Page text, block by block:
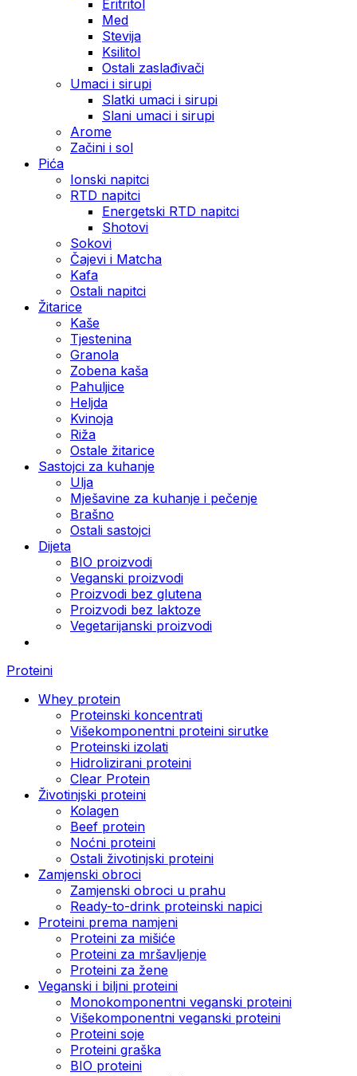
Eritritol
Med
Stevija
Ksilitol
Ostali zaslađivači
Umaci i sirupi
Slatki umaci i sirupi
Slani umaci i sirupi
Arome
Začini i sol
Pića
Ionski napitci
RTD napitci
Energetski RTD napitci
Shotovi
Sokovi
Čajevi i Matcha
Kafa
Ostali napitci
Žitarice
Kaše
Tjestenina
Granola
Zobena kaša
Pahuljice
Heljda
Kvinoja
Riža
Ostale žitarice
Sastojci za kuhanje
Ulja
Mješavine za kuhanje i pečenje
Brašno
Ostali sastojci
Dijeta
BIO proizvodi
Veganski proizvodi
Proizvodi bez glutena
Proizvodi bez laktoze
Vegetarijanski proizvodi
Proteini
Whey protein
Proteinski koncentrati
Višekomponentni proteini sirutke
Proteinski izolati
Hidrolizirani proteini
Clear Protein
Životinjski proteini
Kolagen
Beef protein
Noćni proteini
Ostali životinjski proteini
Zamjenski obroci
Zamjenski obroci u prahu
Ready-to-drink proteinski napici
Proteini prema namjeni
Proteini za mišiće
Proteini za mršavljenje
Proteini za žene
Veganski i biljni proteini
Monokomponentni veganski proteini
Višekomponentni veganski proteini
Proteini soje
Proteini graška
BIO proteini